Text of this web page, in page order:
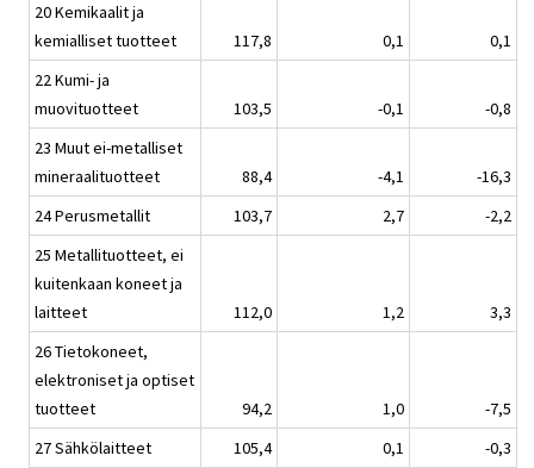
20 Kemikaalit ja
kemialliset tuotteet
117,8 0,1
0,1
22 Kumi- ja
muovituotteet
103,5 -0,1
-0,8
23 Muut ei-metalliset
mineraalituotteet
88,4 -4,1
-16,3
24 Perusmetallit
103,7 2,7
-2,2
25 Metallituotteet, ei
kuitenkaan koneet ja
laitteet
112,0 1,2
3,3
26 Tietokoneet,
elektroniset ja optiset
tuotteet
94,2 1,0
-7,5
27 Sähkölaitteet
105,4 0,1 -0,3